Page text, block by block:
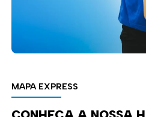
MAPA EXPRESS